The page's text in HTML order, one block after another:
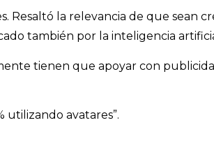
Resaltó la relevancia de que sean
también por la inteligencia
tienen que apoyar con
utilizando avatares”.